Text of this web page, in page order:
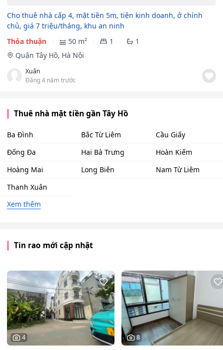
Cho thuê nhà cấp 4, mặt tiền 5m, tiện kinh doanh, ở chính
chủ, giá 7 triệu/tháng, khu an ninh
Thỏa thuận
50 m² 1
1
Quận Tây Hồ, Hà Nội
Xuân
Đăng 4 năm trước
Thuê nhà mặt tiền gần Tây Hồ
Ba Đình Bắc Từ Liêm
Cầu Giấy
Đống Đa
Hai Bà Trưng
Hoàn Kiếm
Hoàng Mai
Long Biên
Nam Từ Liêm
Thanh Xuân
Xem thêm
Tin rao mới cập nhật
4 8